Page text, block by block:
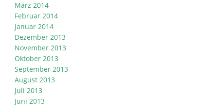
März 2014
Februar 2014
Januar 2014
Dezember 2013
November 2013
Oktober 2013
September 2013
August 2013
Juli 2013
Juni 2013